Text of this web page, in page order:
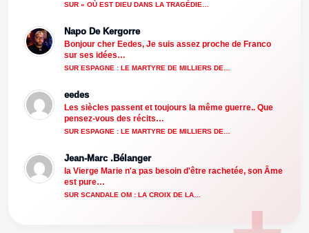
SUR « OÙ EST DIEU DANS LA TRAGÉDIE…
Napo De Kergorre
Bonjour cher Eedes, Je suis assez proche de Franco
sur ses idées…
SUR ESPAGNE : LE MARTYRE DE MILLIERS DE…
eedes
Les siècles passent et toujours la même guerre.. Que
pensez-vous des récits…
SUR ESPAGNE : LE MARTYRE DE MILLIERS DE…
Jean-Marc .Bélanger
la Vierge Marie n'a pas besoin d'être rachetée, son Âme
est pure…
SUR SCANDALE OM : LA CROIX DE LA…